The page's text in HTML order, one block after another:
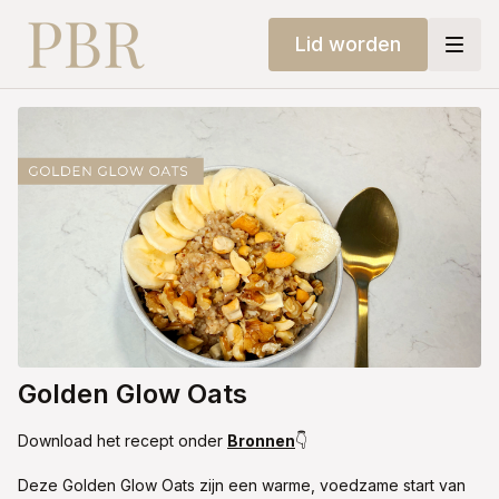
Lid worden
Golden Glow Oats
Download het recept onder Bronnen👇
Deze Golden Glow Oats zijn een warme, voedzame start van